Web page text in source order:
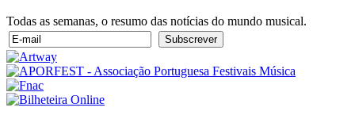
Todas as semanas, o resumo das notícias do mundo musical.